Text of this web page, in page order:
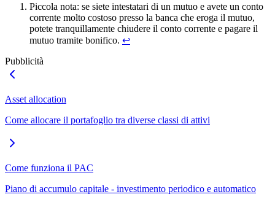
Piccola nota: se siete intestatari di un mutuo e avete un conto
corrente molto costoso presso la banca che eroga il mutuo,
potete tranquillamente chiudere il conto corrente e pagare il
mutuo tramite bonifico. ↩
Pubblicità
Asset allocation
Come allocare il portafoglio tra diverse classi di attivi
Come funziona il PAC
Piano di accumulo capitale - investimento periodico e automatico